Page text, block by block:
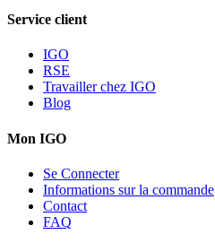
Service client
IGO
RSE
Travailler chez IGO
Blog
Mon IGO
Se Connecter
Informations sur la commande
Contact
FAQ